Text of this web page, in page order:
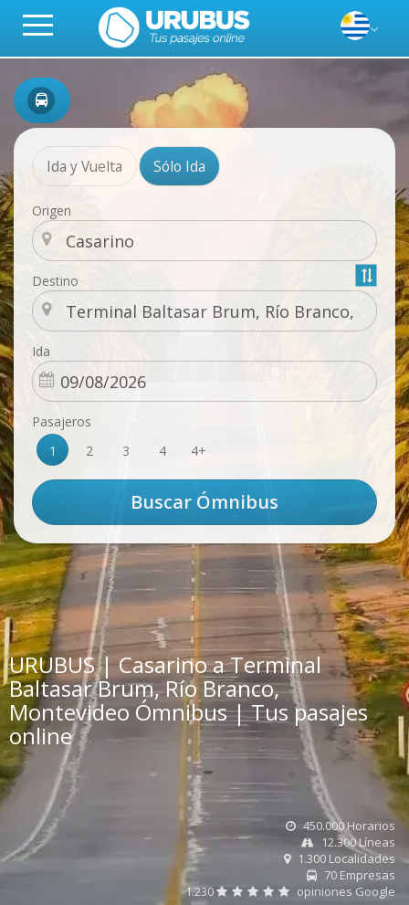
Ida y Vuelta Sólo Ida
Origen
Destino
Ida
Pasajeros
1
2 3 4 4+
URUBUS | Casarino a Terminal
Baltasar Brum, Río Branco,
Montevideo Ómnibus | Tus pasajes
online
450.000 Horarios
12.300 Líneas
1.300 Localidades
70 Empresas
1.230
opiniones Google